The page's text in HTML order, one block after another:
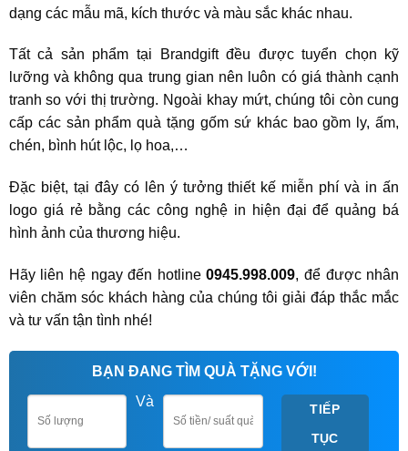
dạng các mẫu mã, kích thước và màu sắc khác nhau.
Tất cả sản phẩm tại Brandgift đều được tuyển chọn kỹ
lưỡng và không qua trung gian nên luôn có giá thành cạnh
tranh so với thị trường. Ngoài khay mứt, chúng tôi còn cung
cấp các sản phẩm quà tặng gốm sứ khác bao gồm ly, ấm,
chén, bình hút lộc, lọ hoa,…
Đặc biệt, tại đây có lên ý tưởng thiết kế miễn phí và in ấn
logo giá rẻ bằng các công nghệ in hiện đại để quảng bá
hình ảnh của thương hiệu.
Hãy liên hệ ngay đến hotline0945.998.009, để được nhân
viên chăm sóc khách hàng của chúng tôi giải đáp thắc mắc
và tư vấn tận tình nhé!
BẠN ĐANG TÌM QUÀ TẶNG VỚI!
Và
TIẾP
TỤC